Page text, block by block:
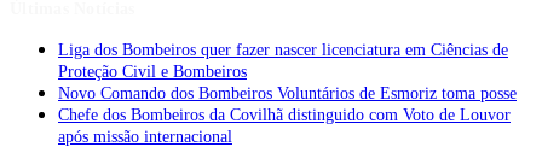
Liga dos Bombeiros quer fazer nascer licenciatura em Ciências de
Proteção Civil e Bombeiros
Novo Comando dos Bombeiros Voluntários de Esmoriz toma posse
Chefe dos Bombeiros da Covilhã distinguido com Voto de Louvor
após missão internacional